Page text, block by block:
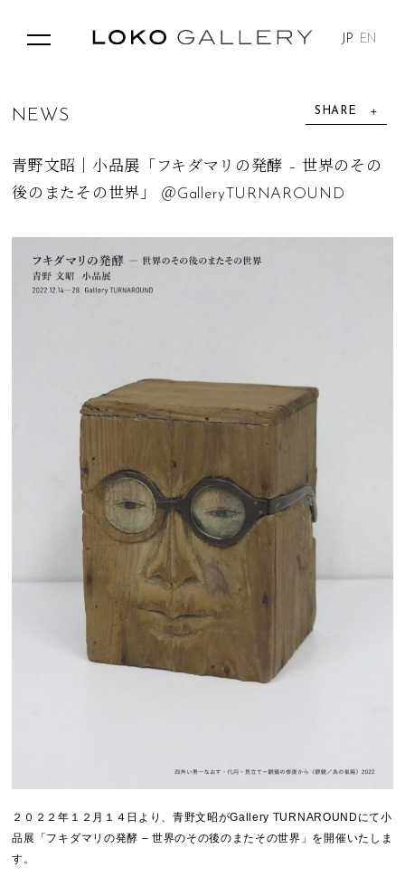
JP EN
SHARE
N E WS
青野文昭｜小品展「フキダマリの発酵 – 世界のその
後のまたその世界」 ＠GalleryTURNAROUND
２０２２年１２月１４日より、青野文昭がGallery TURNAROUNDにて小
品展「フキダマリの発酵 – 世界のその後のまたその世界」を開催いたしま
す。